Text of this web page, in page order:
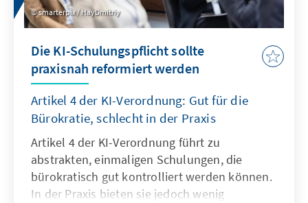
smarterpix / HayDmitriy
Die KI-Schulungspflicht sollte
praxisnah reformiert werden
Artikel 4 der KI-Verordnung: Gut für die
Bürokratie, schlecht in der Praxis
Artikel 4 der KI-Verordnung führt zu
abstrakten, einmaligen Schulungen, die
bürokratisch gut kontrolliert werden können.
In der Praxis bieten sie jedoch wenig